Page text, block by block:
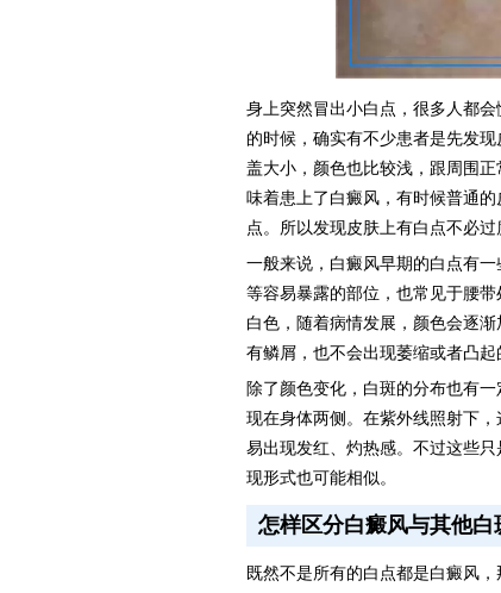
身上突然冒出小白点，很多人都
的时候，确实有不少患者是先发
盖大小，颜色也比较浅，跟周围
味着患上了白癜风，有时候普通
点。所以发现皮肤上有白点不必
一般来说，白癜风早期的白点有
等容易暴露的部位，也常见于腰
白色，随着病情发展，颜色会逐
有鳞屑，也不会出现萎缩或者凸起
除了颜色变化，白斑的分布也有
现在身体两侧。在紫外线照射下
易出现发红、灼热感。不过这些
现形式也可能相似。
怎样区分白癜风与其他白
既然不是所有的白点都是白癜风